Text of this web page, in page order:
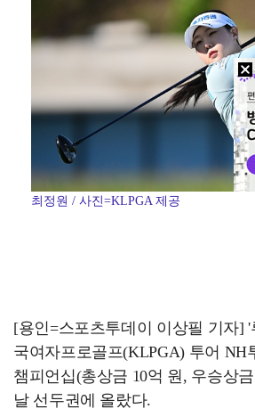
[ST포토] 제나, '경주공주'
최정원 / 사진=KLPGA 제공
[용인=스포츠투데이 이상필 기자]
국여자프로골프(KLPGA) 투어 NH
챔피언십(총상금 10억 원, 우승상
날 선두권에 올랐다.